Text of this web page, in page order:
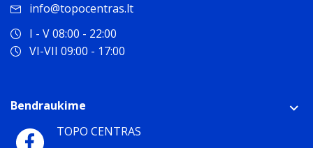
info@topocentras.lt
I - V 08:00 - 22:00
VI-VII 09:00 - 17:00
Bendraukime
TOPO CENTRAS